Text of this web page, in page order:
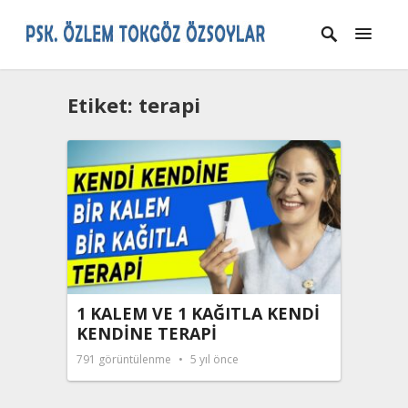
Etiket: terapi
1 KALEM VE 1 KAĞITLA KENDİ
KENDİNE TERAPİ
791 görüntülenme 5 yıl önce